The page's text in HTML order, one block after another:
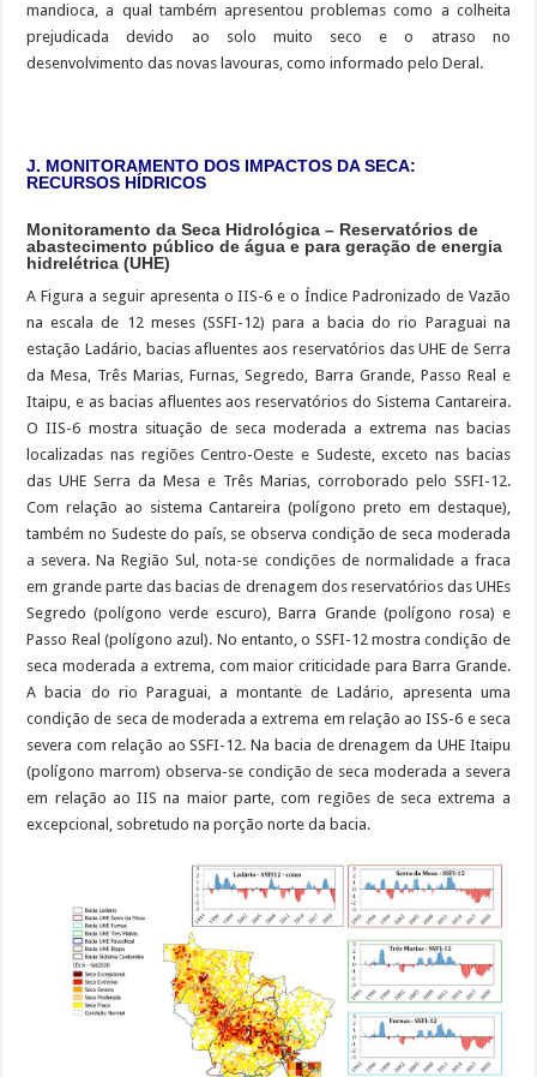
mandioca, a qual também apresentou problemas como a colheita
prejudicada devido ao solo muito seco e o atraso no
desenvolvimento das novas lavouras, como informado pelo Deral.
J. MONITORAMENTO DOS IMPACTOS DA SECA:
RECURSOS HÍDRICOS
Monitoramento da Seca Hidrológica – Reservatórios de
abastecimento público de água e para geração de energia
hidrelétrica (UHE)
A Figura a seguir apresenta o IIS-6 e o Índice Padronizado de Vazão
na escala de 12 meses (SSFI-12) para a bacia do rio Paraguai na
estação Ladário, bacias afluentes aos reservatórios das UHE de Serra
da Mesa, Três Marias, Furnas, Segredo, Barra Grande, Passo Real e
Itaipu, e as bacias afluentes aos reservatórios do Sistema Cantareira.
O IIS-6 mostra situação de seca moderada a extrema nas bacias
localizadas nas regiões Centro-Oeste e Sudeste, exceto nas bacias
das UHE Serra da Mesa e Três Marias, corroborado pelo SSFI-12.
Com relação ao sistema Cantareira (polígono preto em destaque),
também no Sudeste do país, se observa condição de seca moderada
a severa. Na Região Sul, nota-se condições de normalidade a fraca
em grande parte das bacias de drenagem dos reservatórios das UHEs
Segredo (polígono verde escuro), Barra Grande (polígono rosa) e
Passo Real (polígono azul). No entanto, o SSFI-12 mostra condição de
seca moderada a extrema, com maior criticidade para Barra Grande.
A bacia do rio Paraguai, a montante de Ladário, apresenta uma
condição de seca de moderada a extrema em relação ao ISS-6 e seca
severa com relação ao SSFI-12. Na bacia de drenagem da UHE Itaipu
(polígono marrom) observa-se condição de seca moderada a severa
em relação ao IIS na maior parte, com regiões de seca extrema a
excepcional, sobretudo na porção norte da bacia.